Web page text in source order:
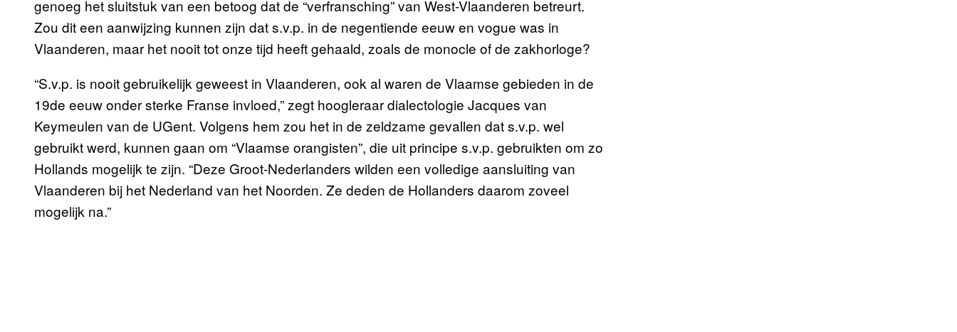
genoeg het sluitstuk van een betoog dat de “verfransching” van West-Vlaanderen betreurt.
Zou dit een aanwijzing kunnen zijn dat s.v.p. in de negentiende eeuw en vogue was in
Vlaanderen, maar het nooit tot onze tijd heeft gehaald, zoals de monocle of de zakhorloge?
“S.v.p. is nooit gebruikelijk geweest in Vlaanderen, ook al waren de Vlaamse gebieden in de
19de eeuw onder sterke Franse invloed,” zegt hoogleraar dialectologie Jacques van
Keymeulen van de UGent. Volgens hem zou het in de zeldzame gevallen dat s.v.p. wel
gebruikt werd, kunnen gaan om “Vlaamse orangisten”, die uit principe s.v.p. gebruikten om zo
Hollands mogelijk te zijn. “Deze Groot-Nederlanders wilden een volledige aansluiting van
Vlaanderen bij het Nederland van het Noorden. Ze deden de Hollanders daarom zoveel
mogelijk na.”